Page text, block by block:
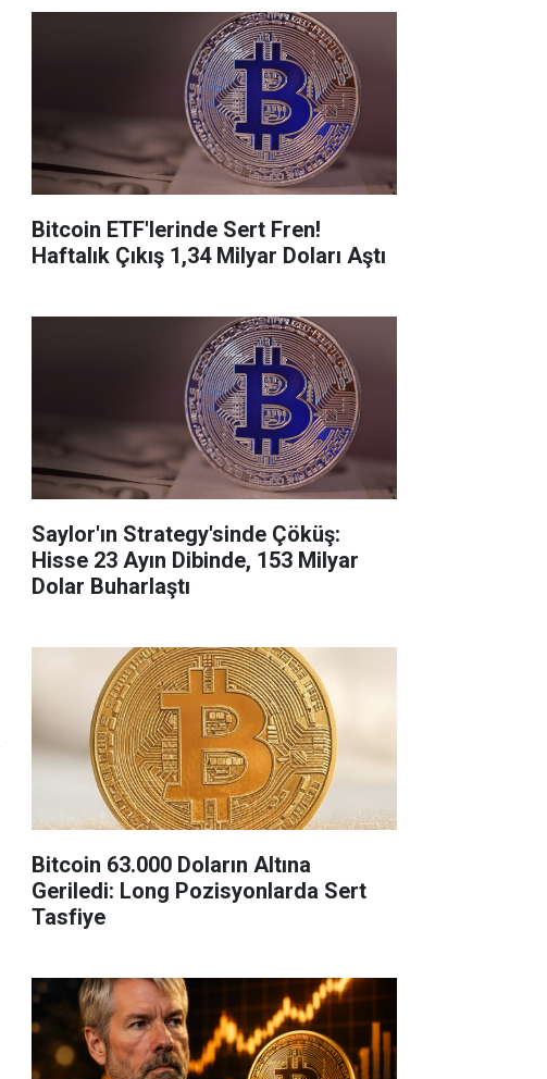
Bitcoin ETF'lerinde Sert Fren!
Haftalık Çıkış 1,34 Milyar Doları Aştı
Saylor'ın Strategy'sinde Çöküş:
Hisse 23 Ayın Dibinde, 153 Milyar
Dolar Buharlaştı
Bitcoin 63.000 Doların Altına
Geriledi: Long Pozisyonlarda Sert
Tasfiye